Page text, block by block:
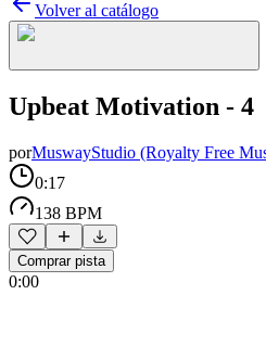
Volver al catálogo
Upbeat Motivation - 4
porMuswayStudio (Royalty Free
0:17
138 BPM
Comprar pista
0:00